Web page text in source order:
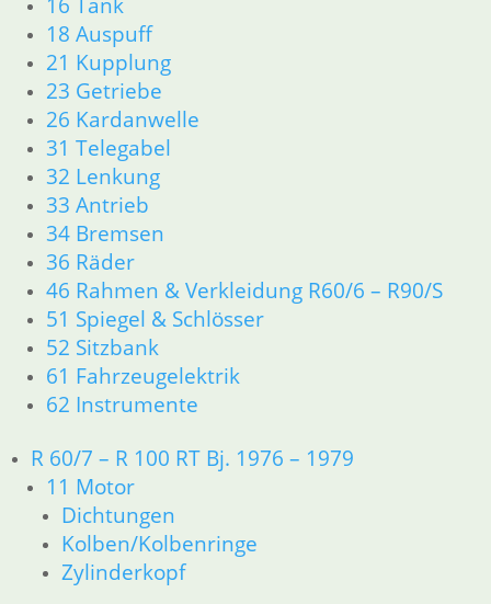
18 Auspuff
21 Kupplung
23 Getriebe
26 Kardanwelle
31 Telegabel
32 Lenkung
33 Antrieb
34 Bremsen
36 Räder
46 Rahmen & Verkleidung R60/6 – R90/S
51 Spiegel & Schlösser
52 Sitzbank
61 Fahrzeugelektrik
62 Instrumente
R 60/7 – R 100 RT Bj. 1976 – 1979
11 Motor
Dichtungen
Kolben/Kolbenringe
Zylinderkopf
33 Antrieb
34 Bremsen
36 Räder
46 Rahmen & Verkleidung
51 Spiegel & Schlösser
52 Sitzbank
61 Fahrzeugelektrik
62 Instrumente
63 Scheinwerfer
R60/6 – R90/S
11 Motor
Dichtungen
Kolben/Kolbenringe
Zylinderkopf
12 Motorelektrik
13 Vergaser
16 Tank
21 Kupplung
23 Getriebe
26 Kardanwelle
31 Telegabel
32 Lenkung
33 Antrieb